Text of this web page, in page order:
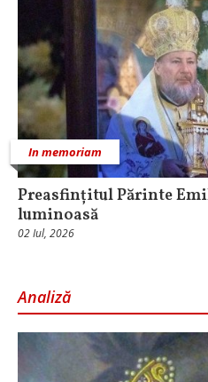
In memoriam
Preasfințitul Părinte
luminoasă
02 Iul, 2026
Analiză